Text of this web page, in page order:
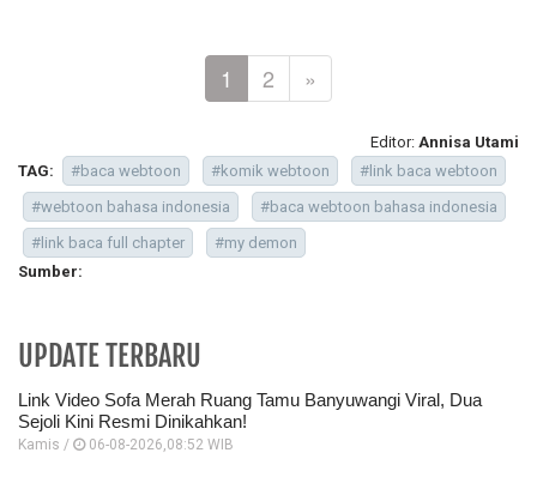
1 2 »
Editor: Annisa Utami
TAG:
#baca webtoon #komik webtoon
#link baca webtoon
#webtoon bahasa indonesia
#baca webtoon bahasa indonesia
#link baca full chapter
#my demon
Sumber:
UPDATE TERBARU
Link Video Sofa Merah Ruang Tamu Banyuwangi Viral, Dua
Sejoli Kini Resmi Dinikahkan!
Kamis / 06-08-2026,08:52 WIB